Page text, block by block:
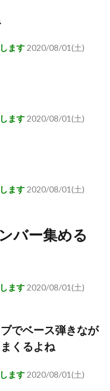
ます 2020/08/01(土)
ます 2020/08/01(土)
ます 2020/08/01(土)
バー集める
ます 2020/08/01(土)
でベース弾きなが
くるよね
ます 2020/08/01(土)